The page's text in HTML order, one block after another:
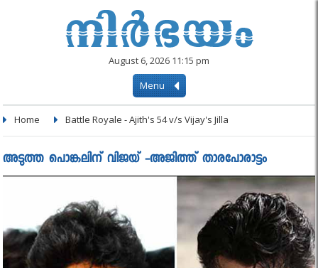
August 6, 2026 11:15 pm
Menu
Home Battle Royale - Ajith's 54 v/s Vijay's Jilla
അടുത്ത പൊങ്കലിന് വിജയ് -അജിത്ത് താരപോരാട്ടം